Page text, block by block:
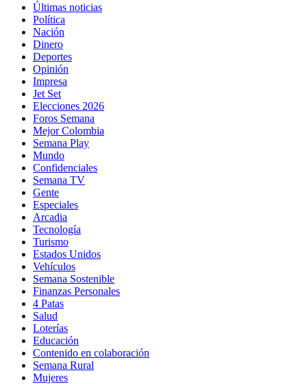
Últimas noticias
Política
Nación
Dinero
Deportes
Opinión
Impresa
Jet Set
Elecciones 2026
Foros Semana
Mejor Colombia
Semana Play
Mundo
Confidenciales
Semana TV
Gente
Especiales
Arcadia
Tecnología
Turismo
Estados Unidos
Vehículos
Semana Sostenible
Finanzas Personales
4 Patas
Salud
Loterías
Educación
Contenido en colaboración
Semana Rural
Mujeres